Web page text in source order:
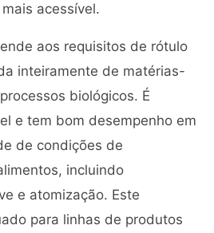
acessível.
aos requisitos de rótulo
inteiramente de matérias-
biológicos. É
e tem bom desempenho em
de condições de
incluindo
e atomização. Este
para linhas de produtos